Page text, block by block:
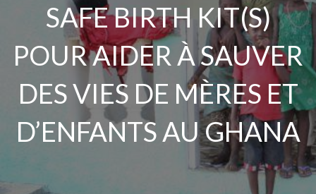
SAFE BIRTH KIT(S)
POUR AIDER À SAUVER
DES VIES DE MÈRES ET
D’ENFANTS AU GHANA